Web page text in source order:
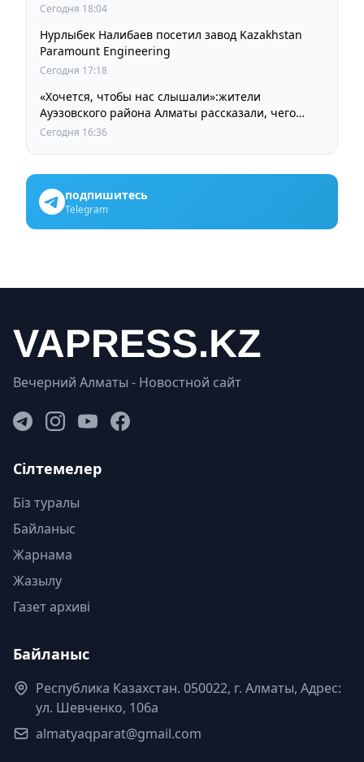
Сегодня 18:04
Нурлыбек Налибаев посетил завод Kazakhstan
Paramount Engineering
Сегодня 17:18
«Хочется, чтобы нас слышали»:жители
Ауэзовского района Алматы рассказали, чего
ждут от выборов депутатов Курултая
Сегодня 16:36
подпишитесь
Telegram
Вечерний Алматы - Новостной сайт
Сілтемелер
Біз туралы
Байланыс
Жарнама
Жазылу
Газет архиві
Байланыс
Республика Казахстан. 050022, г. Алматы, Адрес:
ул. Шевченко, 106а
almatyaqparat@gmail.com